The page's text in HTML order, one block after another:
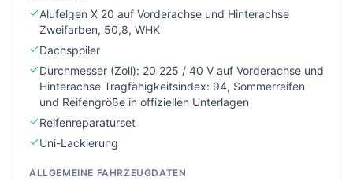
Alufelgen X 20 auf Vorderachse und Hinterachse
Zweifarben, 50,8, WHK
Dachspoiler
Durchmesser (Zoll): 20 225 / 40 V auf Vorderachse und
Hinterachse Tragfähigkeitsindex: 94, Sommerreifen
und Reifengröße in offiziellen Unterlagen
Reifenreparaturset
Uni-Lackierung
ALLGEMEINE FAHRZEUGDATEN